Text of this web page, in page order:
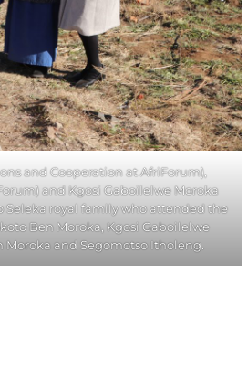
and Cooperation at AfriForum),
and Kgosi Gaboilelwe Moroka
Seleka royal family who attended the
Ben Moroka, Kgosi Gaboilelwe
Moroka and Segomotso Itholeng.